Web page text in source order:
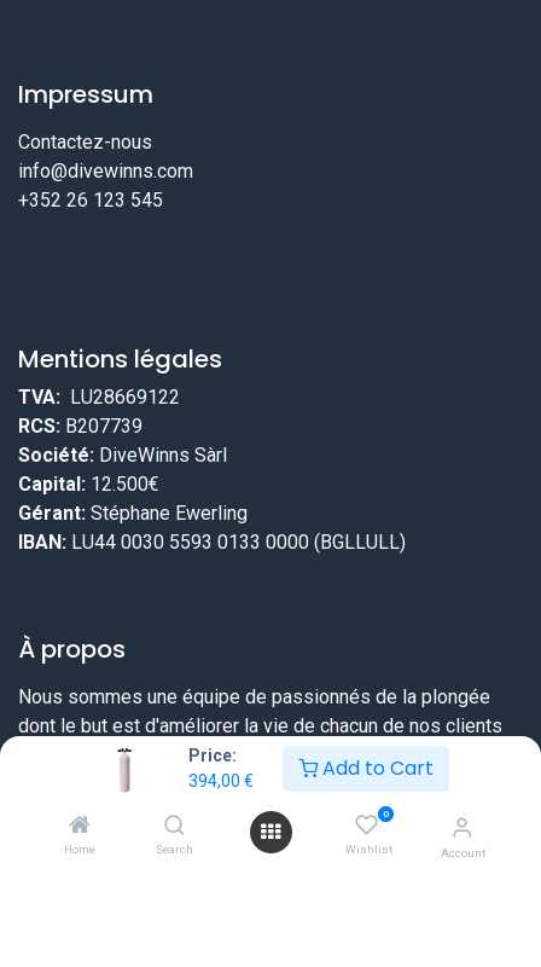
Price:
394,00 € Add to Cart
Home Search
0
Wishlist Account
Impressum
Contactez-nous
info@divewinns.com
+352 26 123 545
Mentions légales
TVA: LU28669122
RCS: B207739
Société: DiveWinns Sàrl
Capital: 12.500€
Gérant: Stéphane Ewerling
IBAN: LU44 0030 5593 0133 0000 (BGLLULL)
À propos
Nous sommes une équipe de passionnés de la plongée
dont le but est d'améliorer la vie de chacun de nos clients
grâce à des produits de meilleure qualité. Chez DiveWinns
vous savez dès le début ce que vous pouvez attendre,
nous ne vendons pas d'illusions.